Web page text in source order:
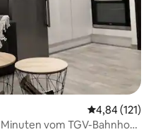
4,84 (121)
vom TGV-Bahnhof